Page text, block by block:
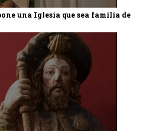
una Iglesia que sea familia de